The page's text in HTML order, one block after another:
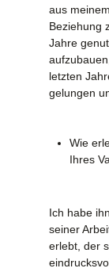
aus
Beziehung
Jahre
letzten
gelungen
Wie
Ihres
Ich habe
seiner
erlebt, der